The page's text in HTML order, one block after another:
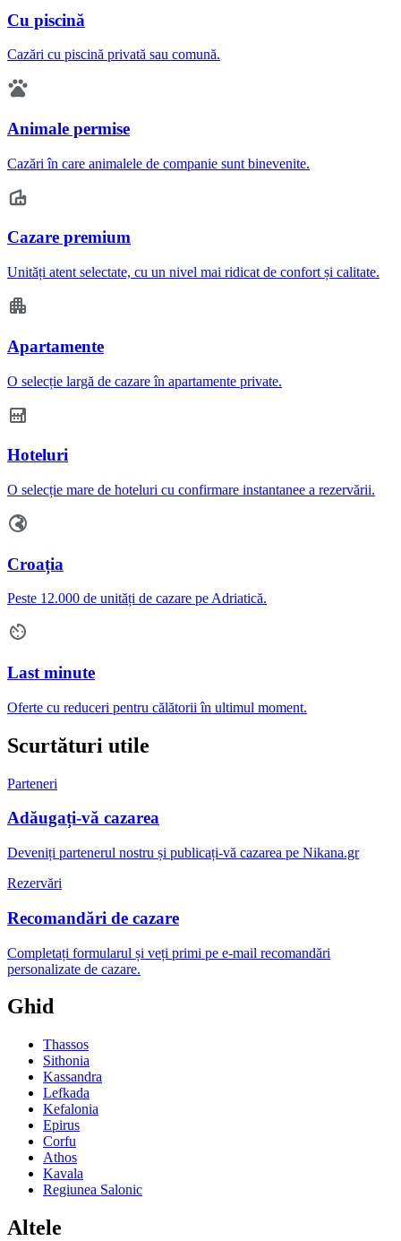
Cu piscină
Cazări cu piscină privată sau comună.
Animale permise
Cazări în care animalele de companie sunt binevenite.
Cazare premium
Unități atent selectate, cu un nivel mai ridicat de confort și calitate.
Apartamente
O selecție largă de cazare în apartamente private.
Hoteluri
O selecție mare de hoteluri cu confirmare instantanee a rezervării.
Croația
Peste 12.000 de unități de cazare pe Adriatică.
Last minute
Oferte cu reduceri pentru călătorii în ultimul moment.
Scurtături utile
Parteneri
Adăugați-vă cazarea
Deveniți partenerul nostru și publicați-vă cazarea pe Nikana.gr
Rezervări
Recomandări de cazare
Completați formularul și veți primi pe e-mail recomandări
personalizate de cazare.
Ghid
Thassos
Sithonia
Kassandra
Lefkada
Kefalonia
Epirus
Corfu
Athos
Kavala
Regiunea Salonic
Altele